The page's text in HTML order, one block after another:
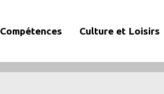
Compétences Culture et Loisirs